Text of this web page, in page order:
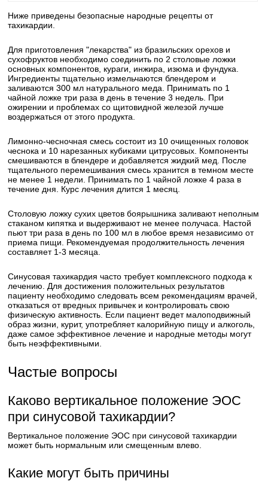
Ниже приведены безопасные народные рецепты от
тахикардии.
Для приготовления "лекарства" из бразильских орехов и
сухофруктов необходимо соединить по 2 столовые ложки
основных компонентов, кураги, инжира, изюма и фундука.
Ингредиенты тщательно измельчаются блендером и
заливаются 300 мл натурального меда. Принимать по 1
чайной ложке три раза в день в течение 3 недель. При
ожирении и проблемах со щитовидной железой лучше
воздержаться от этого продукта.
Лимонно-чесночная смесь состоит из 10 очищенных головок
чеснока и 10 нарезанных кубиками цитрусовых. Компоненты
смешиваются в блендере и добавляется жидкий мед. После
тщательного перемешивания смесь хранится в темном месте
не менее 1 недели. Принимать по 1 чайной ложке 4 раза в
течение дня. Курс лечения длится 1 месяц.
Столовую ложку сухих цветов боярышника заливают неполным
стаканом кипятка и выдерживают не менее получаса. Настой
пьют три раза в день по 100 мл в любое время независимо от
приема пищи. Рекомендуемая продолжительность лечения
составляет 1-3 месяца.
Синусовая тахикардия часто требует комплексного подхода к
лечению. Для достижения положительных результатов
пациенту необходимо следовать всем рекомендациям врачей,
отказаться от вредных привычек и контролировать свою
физическую активность. Если пациент ведет малоподвижный
образ жизни, курит, употребляет калорийную пищу и алкоголь,
даже самое эффективное лечение и народные методы могут
быть неэффективными.
Частые вопросы
Каково вертикальное положение ЭОС
при синусовой тахикардии?
Вертикальное положение ЭОС при синусовой тахикардии
может быть нормальным или смещенным влево.
Какие могут быть причины